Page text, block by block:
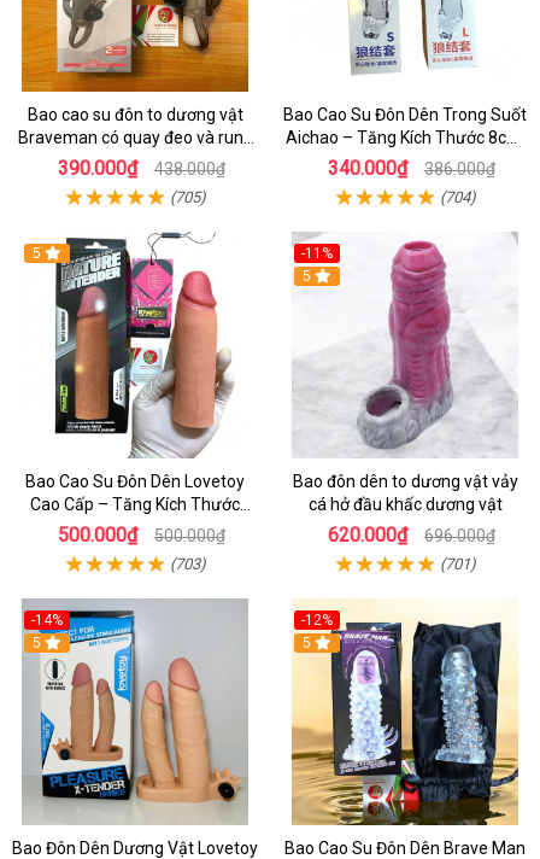
Bao cao su đôn to dương vật
Braveman có quay đeo và rung
hai đầu
390.000₫ 438.000₫
(705)
Bao Cao Su Đôn Dên Trong Suốt
Aichao – Tăng Kích Thước 8cm,
Có Quai Đeo Bìu
340.000₫ 386.000₫
(704)
5
Bao Cao Su Đôn Dên Lovetoy
Cao Cấp – Tăng Kích Thước
Dương Vật 3cm Cho Nam
500.000₫ 500.000₫
(703)
-11%
5
Bao đôn dên to dương vật vảy
cá hở đầu khấc dương vật
620.000₫ 696.000₫
(701)
-14%
5
Bao Đôn Dên Dương Vật Lovetoy
-12%
5
Bao Cao Su Đôn Dên Brave Man